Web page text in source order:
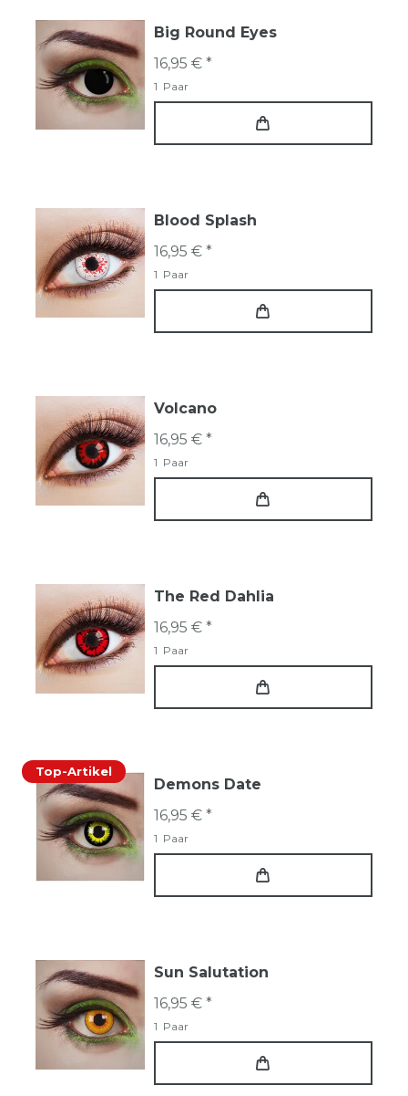
Big Round Eyes
16,95 € *
1 Paar
Blood Splash
16,95 € *
1 Paar
Volcano
16,95 € *
1 Paar
The Red Dahlia
16,95 € *
1 Paar
Top-Artikel
Demons Date
16,95 € *
1 Paar
Sun Salutation
16,95 € *
1 Paar